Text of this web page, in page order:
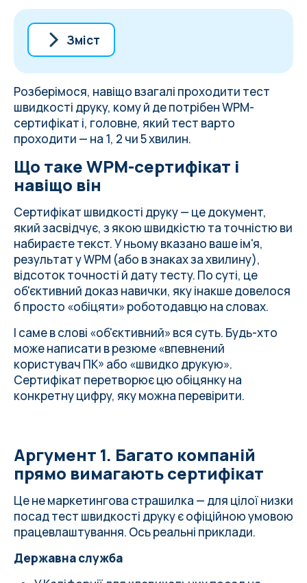
Зміст
Що таке WPM-сертифікат і навіщо він
Аргумент 1. Багато компаній прямо
вимагають сертифікат
Аргумент 2. Сертифікат підсилює
резюме та LinkedIn
рівень
Ще 4 причини пройти тест уже сьогодні
Як отримати сертифікат на Ratatype
Поширені запитання
Розберімося, навіщо взагалі проходити тест
швидкості друку, кому й де потрібен WPM-
сертифікат і, головне, який тест варто
проходити — на 1, 2 чи 5 хвилин.
Що таке WPM-сертифікат і
навіщо він
Сертифікат швидкості друку— це документ,
який засвідчує, з якою швидкістю та точністю ви
набираєте текст. У ньому вказано ваше ім'я,
результат у WPM (або в знаках за хвилину),
відсоток точності й дату тесту. По суті, це
об'єктивний доказ навички, яку інакше довелося
б просто «обіцяти» роботодавцю на словах.
І саме в слові «об'єктивний» вся суть. Будь-хто
може написати в резюме «впевнений
користувач ПК» або «швидко друкую».
Сертифікат перетворює цю обіцянку на
конкретну цифру, яку можна перевірити.
Аргумент 1. Багато компаній
прямо вимагають сертифікат
Це не маркетингова страшилка — для цілої низки
посад тест швидкості друку є офіційною умовою
працевлаштування. Ось реальні приклади.
Державна служба